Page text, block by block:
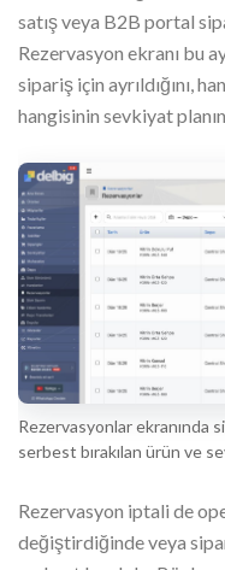
satış veya B2B portal
Rezervasyon ekranı bu
sipariş için ayrıldığını,
hangisinin sevkiyat
Rezervasyonlar ekranında
serbest bırakılan ürün ve
Rezervasyon iptali de
değiştirdiğinde veya